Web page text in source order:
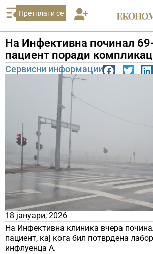
Претплати се
На Инфективна починал
пациент поради
Сервисни информации
18 јануари, 2026
На Инфективна клиника вчера
пациент, кај кога бил потврдена
инфлуенца А.